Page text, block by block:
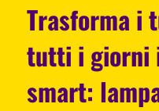
Trasforma i
tutti i giorni
smart: